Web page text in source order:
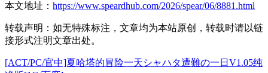
本文地址： https://www.speardhub.com/2026/spear/06/8881.html
转载声明： 如无特殊标注，文章均为本站原创，转载时请以链
接形式注明文章出处。
[ACT/PC/官中]夏哈塔的冒险一天シャハタ遭難の一日V1.05纯